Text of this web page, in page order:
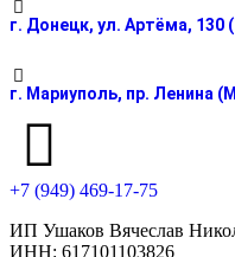
г. Донецк, ул. Артёма,
г. Мариуполь, пр. Ленина
+7 (949) 469-17-75
ИП Ушаков Вячеслав
ИНН: 617101103826